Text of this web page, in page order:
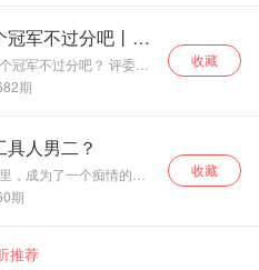
庄园里得安上电灯，再
地了。诶？对，还得配
爷？nonono!我只是把
来，至于价钱嘛.......一
逼你们出高价哦,嘿
：麦克疯FM
军不过分吧丨娱
不过分吧？ 评委怀
？ 我开个小号
骑士大家一起分享下不
怎么啦？
期
收藏
人男二？
，成为了一个痴情的舔
的舔青梅竹马女主，帮
存在的！
，白一航表示，他要先
期
收藏
推荐